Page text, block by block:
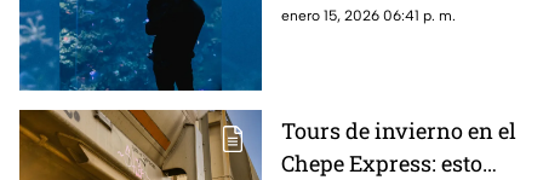
educativo que promete atraer
enero 15, 2026 06:41 p. m.
Tours de invierno en el
Chepe Express: esto